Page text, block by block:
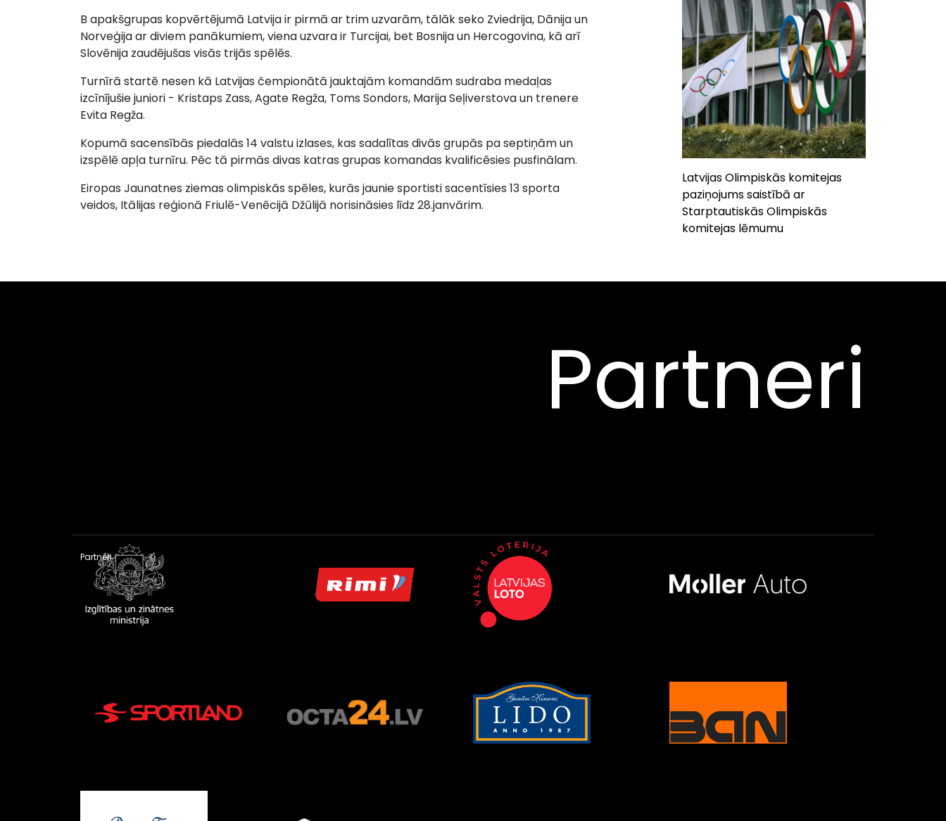
B apakšgrupas kopvērtējumā Latvija ir pirmā ar trim uzvarām, tālāk seko Zviedrija, Dānija un
Norveģija ar diviem panākumiem, viena uzvara ir Turcijai, bet Bosnija un Hercogovina, kā arī
Slovēnija zaudējušas visās trijās spēlēs.
Turnīrā startē nesen kā Latvijas čempionātā jauktajām komandām sudraba medaļas
izcīnījušie juniori - Kristaps Zass, Agate Regža, Toms Sondors, Marija Seļiverstova un trenere
Evita Regža.
Kopumā sacensībās piedalās 14 valstu izlases, kas sadalītas divās grupās pa septiņām un
izspēlē apļa turnīru. Pēc tā pirmās divas katras grupas komandas kvalificēsies pusfinālam.
Eiropas Jaunatnes ziemas olimpiskās spēles, kurās jaunie sportisti sacentīsies 13 sporta
veidos, Itālijas reģionā Friulē-Venēcijā Džūlijā norisināsies līdz 28.janvārim.
Latvijas Olimpiskās komitejas
paziņojums saistībā ar
Starptautiskās Olimpiskās
komitejas lēmumu
Partneri
Partneri